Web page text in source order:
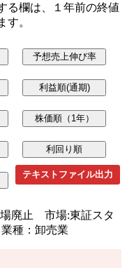
る欄は、１年前の終値
す。
テキストファイル出力
場廃止 市場:東証スタ
種：卸売業